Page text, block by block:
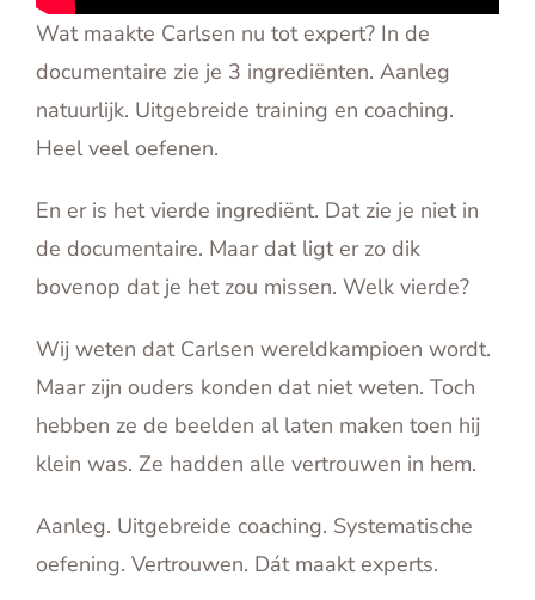
Wat maakte Carlsen nu tot expert? In de
documentaire zie je 3 ingrediënten. Aanleg
natuurlijk. Uitgebreide training en coaching.
Heel veel oefenen.
En er is het vierde ingrediënt. Dat zie je niet in
de documentaire. Maar dat ligt er zo dik
bovenop dat je het zou missen. Welk vierde?
Wij weten dat Carlsen wereldkampioen wordt.
Maar zijn ouders konden dat niet weten. Toch
hebben ze de beelden al laten maken toen hij
klein was. Ze hadden alle vertrouwen in hem.
Aanleg. Uitgebreide coaching. Systematische
oefening. Vertrouwen. Dát maakt experts.